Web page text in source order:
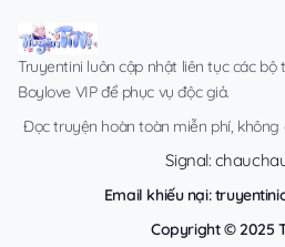
Truyentini luôn cập nhật liên tục các
Boylove VIP để phục vụ độc giả.
Đọc truyện hoàn toàn miễn phí, không
Signal:
Email khiếu nại:
Copyright © 2025